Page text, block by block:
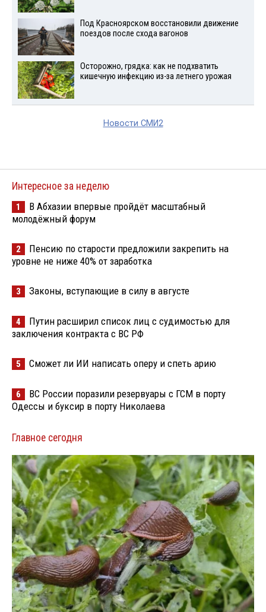
Под Красноярском восстановили движение
поездов после схода вагонов
Осторожно, грядка: как не подхватить
кишечную инфекцию из-за летнего урожая
Новости СМИ2
Интересное за неделю
1
В Абхазии впервые пройдёт масштабный
молодёжный форум
2
Пенсию по старости предложили закрепить на
уровне не ниже 40% от заработка
3 Законы, вступающие в силу в августе
4
Путин расширил список лиц с судимостью для
заключения контракта с ВС РФ
5 Сможет ли ИИ написать оперу и спеть арию
6
ВС России поразили резервуары с ГСМ в порту
Одессы и буксир в порту Николаева
Главное сегодня